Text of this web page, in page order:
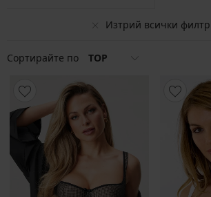
Изтрий всички
Сортирайте по TOP